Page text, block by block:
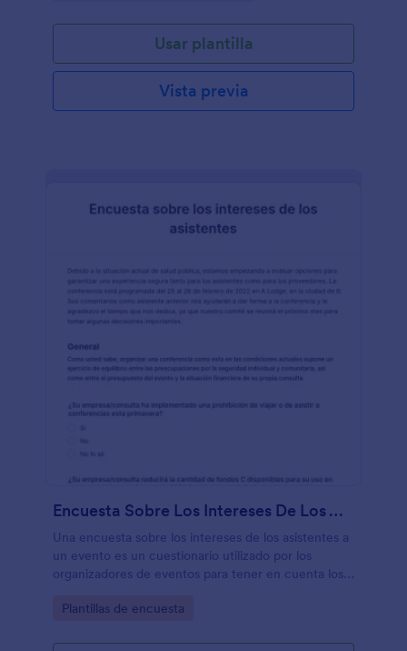
Usar plantilla
Vista previa
Encuesta Sobre Los Intereses De Los Asistentes Al Evento
Una encuesta sobre los intereses de los asistentes a
un evento es un cuestionario utilizado por los
organizadores de eventos para tener en cuenta los
información que necesite en línea!
Go to Category:
Plantillas de encuesta